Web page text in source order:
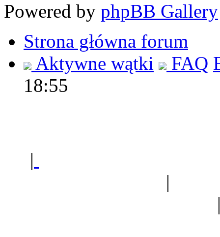
Powered by phpBB Gallery
Strona główna forum
Aktywne wątki
FAQ
18:55
|
|